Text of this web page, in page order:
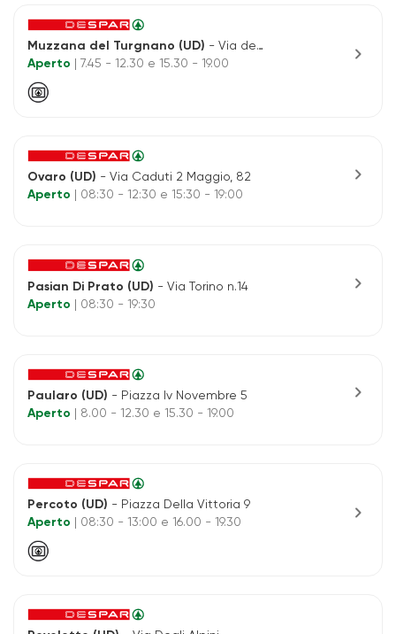
Muzzana del Turgnano (UD) - Via degli Orti, 9
Aperto
| 7.45 - 12.30 e 15.30 - 19.00 chevron_right
Ovaro (UD) - Via Caduti 2 Maggio, 82
Aperto
| 08:30 - 12:30 e 15:30 - 19:00
chevron_right
Pasian Di Prato (UD) - Via Torino n.14
Aperto
| 08:30 - 19:30
chevron_right
Paularo (UD) - Piazza Iv Novembre 5
Aperto
| 8.00 - 12.30 e 15.30 - 19.00
chevron_right
Percoto (UD) - Piazza Della Vittoria 9
Aperto
| 08:30 - 13:00 e 16.00 - 19.30 chevron_right